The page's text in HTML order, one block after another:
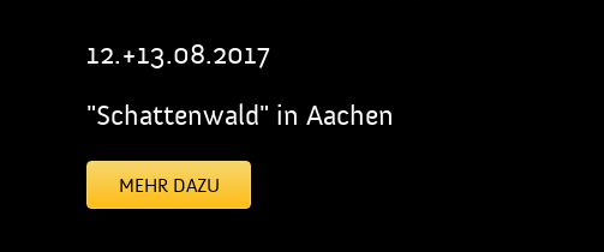
12.+13.08.2017
"Schattenwald" in Aachen
MEHR DAZU